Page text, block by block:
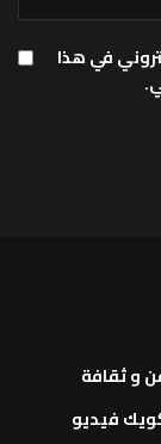
في هذا
و ثقافة
فيديو